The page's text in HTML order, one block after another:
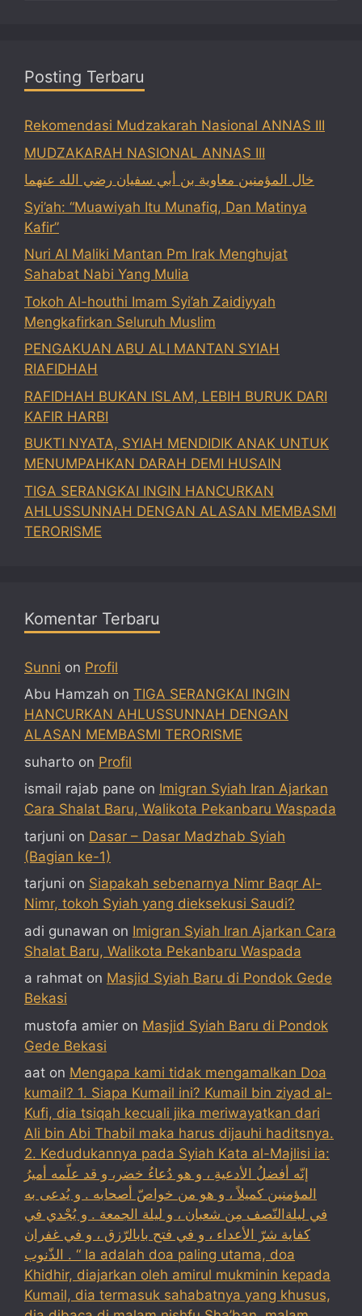
Posting Terbaru
Rekomendasi Mudzakarah Nasional ANNAS III
MUDZAKARAH NASIONAL ANNAS III
خال المؤمنين معاوية بن أبي سفيان رضي الله عنهما
Syi’ah: “Muawiyah Itu Munafiq, Dan Matinya
Kafir”
Nuri Al Maliki Mantan Pm Irak Menghujat
Sahabat Nabi Yang Mulia
Tokoh Al-houthi Imam Syi’ah Zaidiyyah
Mengkafirkan Seluruh Muslim
PENGAKUAN ABU ALI MANTAN SYIAH
RIAFIDHAH
RAFIDHAH BUKAN ISLAM, LEBIH BURUK DARI
KAFIR HARBI
BUKTI NYATA, SYIAH MENDIDIK ANAK UNTUK
MENUMPAHKAN DARAH DEMI HUSAIN
TIGA SERANGKAI INGIN HANCURKAN
AHLUSSUNNAH DENGAN ALASAN MEMBASMI
TERORISME
Komentar Terbaru
Sunni on Profil
Abu Hamzah on TIGA SERANGKAI INGIN
HANCURKAN AHLUSSUNNAH DENGAN
ALASAN MEMBASMI TERORISME
suharto on Profil
ismail rajab pane on Imigran Syiah Iran Ajarkan
Cara Shalat Baru, Walikota Pekanbaru Waspada
tarjuni on Dasar – Dasar Madzhab Syiah
(Bagian ke-1)
tarjuni on Siapakah sebenarnya Nimr Baqr Al-
Nimr, tokoh Syiah yang dieksekusi Saudi?
adi gunawan on Imigran Syiah Iran Ajarkan Cara
Shalat Baru, Walikota Pekanbaru Waspada
a rahmat on Masjid Syiah Baru di Pondok Gede
Bekasi
mustofa amier on Masjid Syiah Baru di Pondok
Gede Bekasi
aat on Mengapa kami tidak mengamalkan Doa
kumail? 1. Siapa Kumail ini? Kumail bin ziyad al-
Kufi, dia tsiqah kecuali jika meriwayatkan dari
Ali bin Abi Thabil maka harus dijauhi haditsnya.
2. Kedudukannya pada Syiah Kata al-Majlisi ia:
إنّه أفضلُ الأدعيةِ ، و هو دُعاءُ خضر، و قد علّمه أميرُ
المؤمنين كميلاً ، و هو من خواصّ أصحابه . و يُدعى به
في ليلةالنّصف مِن شعبان ، و ليلة الجمعة . و يُجْدي في
كفاية شرّ الأعداء ، و في فتح بابالرّزق ، و في غفران
الذّنوب . “ Ia adalah doa paling utama, doa
Khidhir, diajarkan oleh amirul mukminin kepada
Kumail, dia termasuk sahabatnya yang khusus,